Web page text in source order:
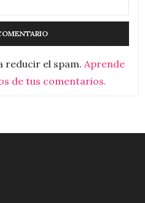
reducir el spam. Aprende
de tus comentarios.